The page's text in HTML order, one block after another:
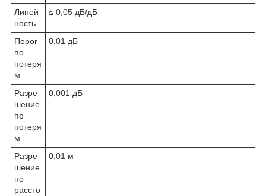
Линей
ность
≤ 0,05 дБ/дБ
Порог
по
потеря
м
0,01 дБ
Разре
шение
по
потеря
м
0,001 дБ
Разре
шение
по
рассто
0,01 м